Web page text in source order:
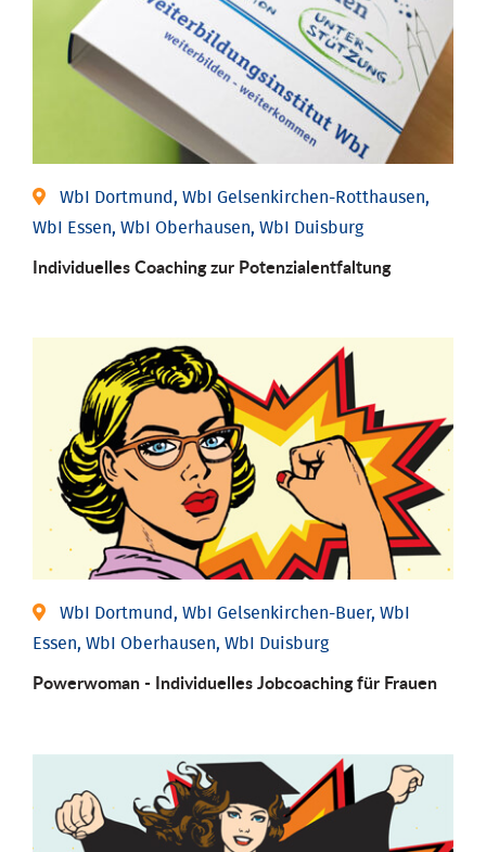
WbI Dortmund, WbI Gelsenkirchen-Rotthausen,
WbI Essen, WbI Oberhausen, WbI Duisburg
Individuelles Coaching zur Potenzialentfaltung
WbI Dortmund, WbI Gelsenkirchen-Buer, WbI
Essen, WbI Oberhausen, WbI Duisburg
Powerwoman - Individu­elles Job­coaching für Frauen